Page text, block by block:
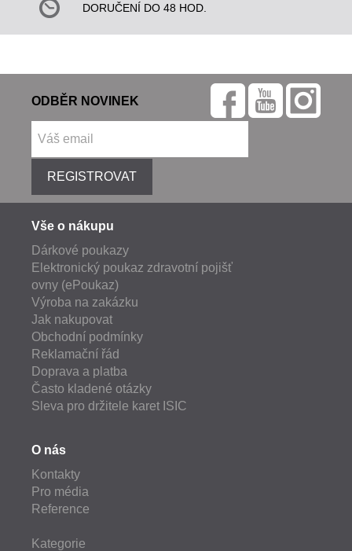
DORUČENÍ DO 48 HOD.
ODBĚR NOVINEK
REGISTROVAT
Vše o nákupu
Dárkové poukazy
Elektronický poukaz zdravotní pojišť
ovny (ePoukaz)
Výroba na zakázku
Jak nakupovat
Obchodní podmínky
Reklamační řád
Doprava a platba
Často kladené otázky
Sleva pro držitele karet ISIC
O nás
Kontakty
Pro média
Reference
Kategorie